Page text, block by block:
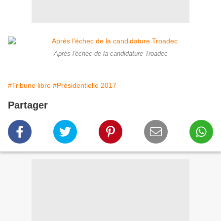
Après l'échec de la candidature Troadec
#Tribune libre #Présidentielle 2017
Partager